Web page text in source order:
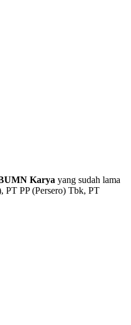
Karya yang sudah lama
PT PP (Persero) Tbk, PT